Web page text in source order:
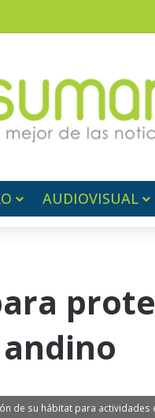
AUDIOVISUAL
de su hábitat para actividades